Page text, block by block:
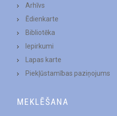
Arhīvs
Ēdienkarte
Bibliotēka
Iepirkumi
Lapas karte
Piekļūstamības paziņojums
MEKLĒŠANA